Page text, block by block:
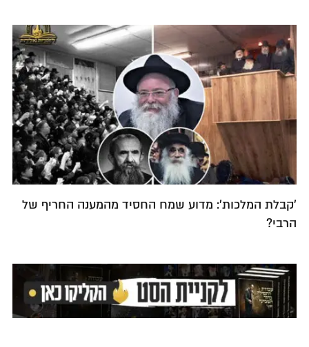
'קבלת המלכות': מדוע שמח החסיד מהמענה החריף של
הרבי?